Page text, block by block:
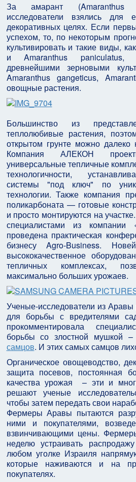
За амарант (Amaranthus
исследователи взялись
декоративных целях. Если
успехом, то, по некоторым
культивировать и такие виды,
и Amaranthus paniculatus,
древнейшими зерновыми
Amaranthus gangeticus,
овощные растения.
Большинство из
теплолюбивые растения,
открытом грунте можно далеко
Компания АЛЕКОН
универсальные тепличные
технологичности,
системы "под ключ" по
технологии. Также компания
поликарбоната — готовые
и просто монтируются на
специалистами из компании
проведена практическая
бизнесу Agro-Business.
высококачественное
тепличных комплексах,
максимально больших урожаев.
Ученые-исследователи из
для борьбы с вредителями
прокомментировала
борьбы со злостной мушкой –
самцов. И этих самых самцов
Органическое овощеводство,
защита посевов, постоянная
качества урожая – эти и
решают ученые
чтобы затем передать свои
Фермеры Аравы пытаются
ними и покупателями,
взвинчивающими цены.
неделю устраивать
любом уголке Израиля
которые наживаются и на
покупателях.